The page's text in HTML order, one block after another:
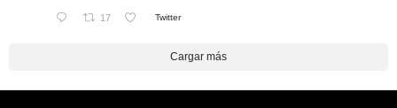
17 Twitter
Cargar más